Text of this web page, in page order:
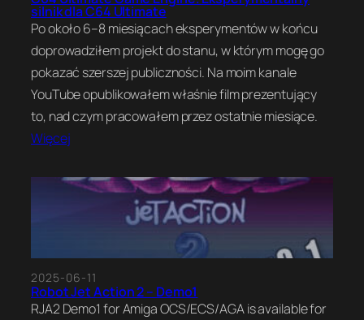
silnik dla C64 Ultimate
Po około 6–8 miesiącach eksperymentów w końcu
doprowadziłem projekt do stanu, w którym mogę go
pokazać szerszej publiczności. Na moim kanale
YouTube opublikowałem właśnie film prezentujący
to, nad czym pracowałem przez ostatnie miesiące.
Więcej
2025-06-11
Robot Jet Action 2 – Demo1
RJA2 Demo1 for Amiga OCS/ECS/AGA is available for